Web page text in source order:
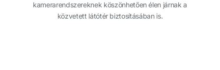
kamerarendszereknek köszönhetően élen járnak a
közvetett látótér biztosításában is.